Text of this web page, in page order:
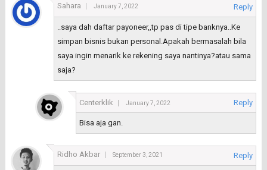
Sahara January 7, 2022 Reply
..saya dah daftar payoneer,,tp pas di tipe banknya..Ke
simpan bisnis bukan personal.Apakah bermasalah bila
saya ingin menarik ke rekening saya nantinya?atau sama
saja?
Centerklik January 7, 2022 Reply
Bisa aja gan.
Ridho Akbar September 3, 2021 Reply